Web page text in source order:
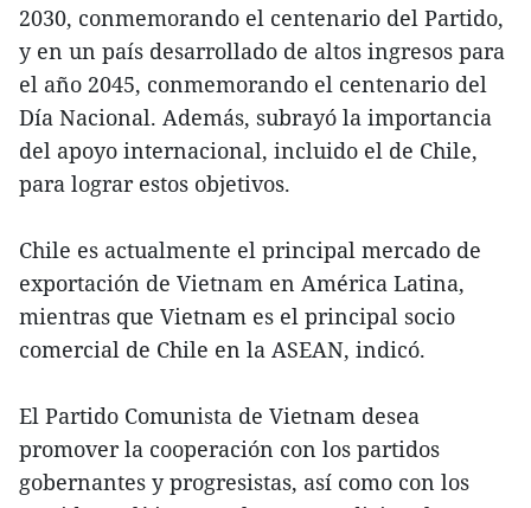
2030, conmemorando el centenario del Partido,
y en un país desarrollado de altos ingresos para
el año 2045, conmemorando el centenario del
Día Nacional. Además, subrayó la importancia
del apoyo internacional, incluido el de Chile,
para lograr estos objetivos.
Chile es actualmente el principal mercado de
exportación de Vietnam en América Latina,
mientras que Vietnam es el principal socio
comercial de Chile en la ASEAN, indicó.
El Partido Comunista de Vietnam desea
promover la cooperación con los partidos
gobernantes y progresistas, así como con los